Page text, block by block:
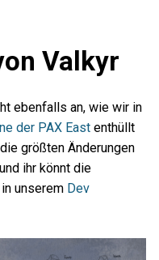
Valkyr
ebenfalls an, wie wir in
der PAX East enthüllt
größten Änderungen
ihr könnt die
unserem Dev